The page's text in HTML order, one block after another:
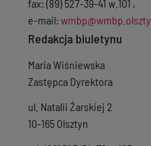
fax: (89) 527-39-41 w.101 ,
e-mail:
Redakcja biuletynu
Maria Wiśniewska
Zastępca Dyrektora
ul. Natalii Żarskiej 2
10-165 Olsztyn